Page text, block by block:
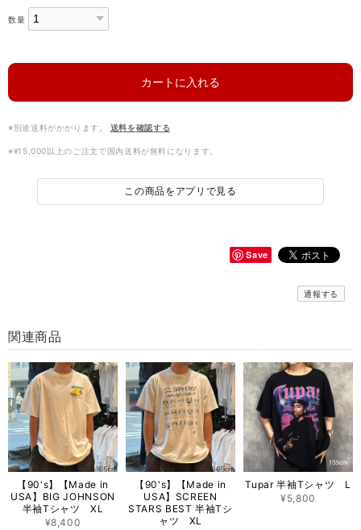
数量
カートに入れる
※別途送料がかかります。 送料を確認する
※¥15,000以上のご注文で国内送料が無料になります。
この商品をアプリで見る
Save
通報する
関連商品
【90's】【Made in
USA】BIG JOHNSON
半袖Tシャツ XL
¥8,400
【90's】【Made in
USA】SCREEN
STARS BEST 半袖Tシ
ャツ XL
Tupar 半袖Tシャツ L
¥5,800